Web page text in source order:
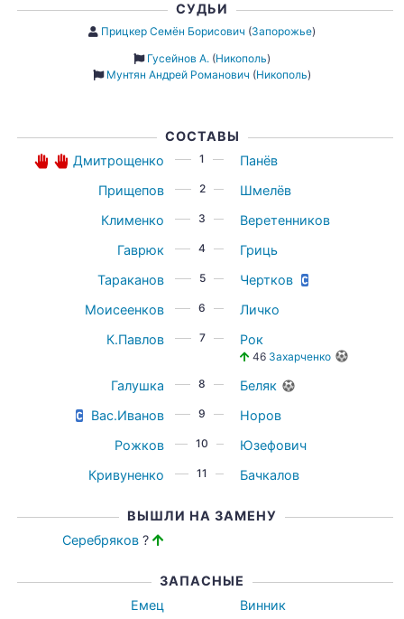
СУДЬИ
Прицкер Семён Борисович (Запорожье)
Гусейнов А. (Никополь)
Мунтян Андрей Романович (Никополь)
СОСТАВЫ
Дмитрощенко
1
Панёв
Прищепов
2
Шмелёв
Клименко
3
Веретенников
Гаврюк
4
Гриць
Тараканов
5
Чертков
Моисеенков
6
Личко
К.Павлов
7 Рок
46 Захарченко
Галушка 8
Беляк
Вас.Иванов
9
Норов
Рожков
10
Юзефович
Кривуненко
11 Бачкалов
ВЫШЛИ НА ЗАМЕНУ
Серебряков?
ЗАПАСНЫЕ
Емец
Винник